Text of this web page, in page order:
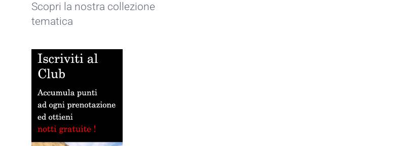
Scopri la nostra collezione
tematica